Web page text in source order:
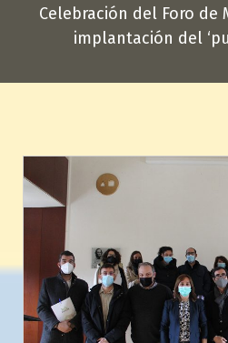
Celebración del Foro de
implantación del